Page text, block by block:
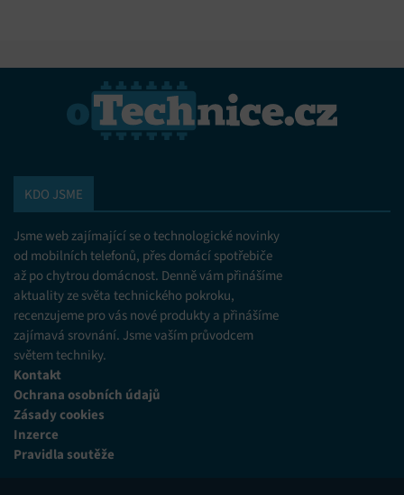
KDO JSME
Jsme web zajímající se o technologické novinky
od mobilních telefonů, přes domácí spotřebiče
až po chytrou domácnost. Denně vám přinášíme
aktuality ze světa technického pokroku,
recenzujeme pro vás nové produkty a přinášíme
zajímavá srovnání. Jsme vaším průvodcem
světem techniky.
Kontakt
Ochrana osobních údajů
Zásady cookies
Inzerce
Pravidla soutěže